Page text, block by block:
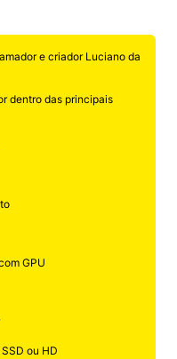
e criador Luciano da
dentro das principais
GPU
ou HD